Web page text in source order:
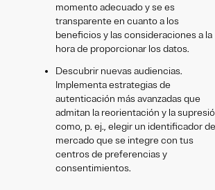
momento adecuado y se es
transparente en cuanto a los
beneficios y las consideraciones a la
hora de proporcionar los datos.
Descubrir nuevas audiencias.
Implementa estrategias de
autenticación más avanzadas que
admitan la reorientación y la
como, p. ej., elegir un identificador de
mercado que se integre con tus
centros de preferencias y
consentimientos.